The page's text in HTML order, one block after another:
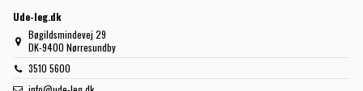
Ude-leg.dk
Bøgildsmindevej 29
DK-9400 Nørresundby
3510 5600